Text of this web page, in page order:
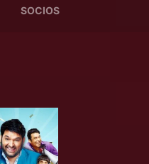
SOCIOS